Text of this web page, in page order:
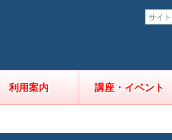
利用案内 講座・イベント